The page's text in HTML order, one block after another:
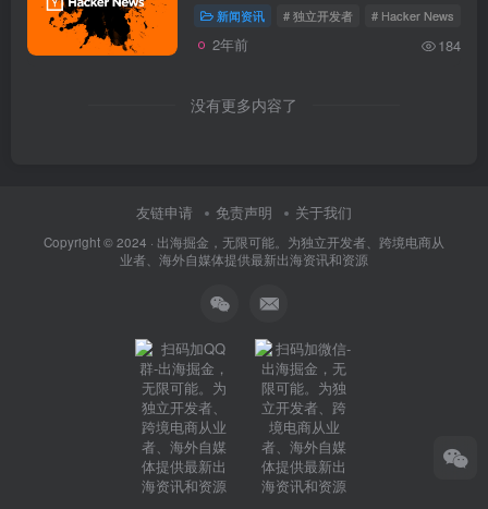
新闻资讯 # 独立开发者 # Hacker News
2年前 184
没有更多内容了
友链申请 免责声明 关于我们
Copyright © 2024 · 出海掘金，无限可能。为独立开发者、跨境电商从
业者、海外自媒体提供最新出海资讯和资源